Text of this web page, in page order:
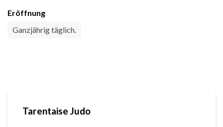
Eröffnung
Ganzjährig täglich.
Tarentaise Judo